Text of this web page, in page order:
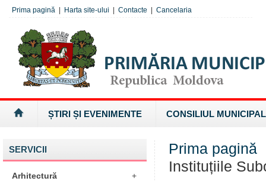
Prima pagină Harta site-ului Contacte Cancelaria
ȘTIRI ȘI EVENIMENTE CONSILIUL MUNICIPAL
SERVICII
Arhitectură +
Prima pagină
Instituțiile